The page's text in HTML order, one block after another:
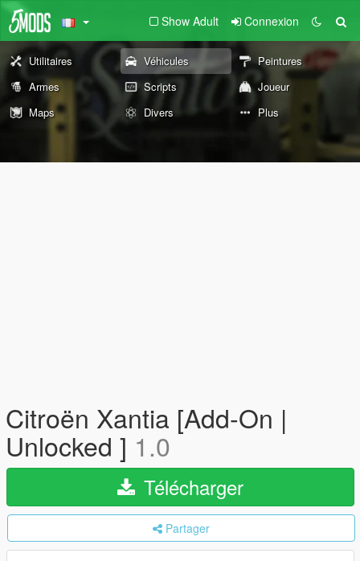
Show Adult Connexion
Utilitaires Véhicules
Peintures
Armes
Scripts
Joueur
Maps
Divers Plus
Citroën Xantia [Add-On |
Unlocked ] 1.0
Télécharger
Partager